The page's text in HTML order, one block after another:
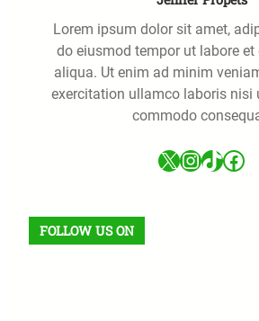
Lorem ipsum dolor sit amet,
do eiusmod tempor ut labore et
aliqua. Ut enim ad minim
exercitation ullamco laboris nisi
commodo
X InstagramTikTok Facebook
FOLLOW US ON